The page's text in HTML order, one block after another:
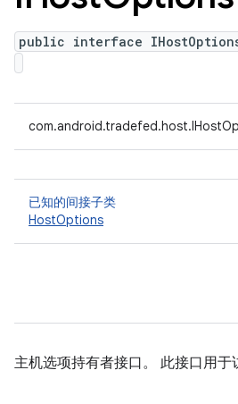
public interface
已知的间接子类
HostOptions
主机选项持有者接口。 此接口用于